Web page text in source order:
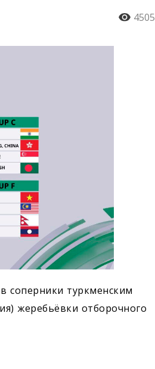
4505
соперники туркменским
жеребьёвки отборочного